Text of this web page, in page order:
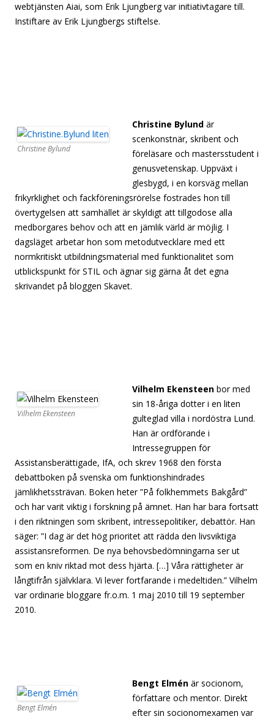
webtjänsten Aiai, som Erik Ljungberg var initiativtagare till.
Instiftare av Erik Ljungbergs stiftelse.
Christine Bylund
Christine Bylund är
scenkonstnär, skribent och
föreläsare och mastersstudent i
genusvetenskap. Uppväxt i
glesbygd, i en korsväg mellan
frikyrklighet och fackföreningsrörelse fostrades hon till
övertygelsen att samhället är skyldigt att tillgodose alla
medborgares behov och att en jämlik värld är möjlig. I
dagsläget arbetar hon som metodutvecklare med ett
normkritiskt utbildningsmaterial med funktionalitet som
utblickspunkt för STIL och ägnar sig gärna åt det egna
skrivandet på bloggen Skavet.
Vilhelm Ekensteen
Vilhelm Ekensteen bor med
sin 18-åriga dotter i en liten
gulteglad villa i nordöstra Lund.
Han är ordförande i
Intressegruppen för
Assistansberättigade, IfA, och skrev 1968 den första
debattboken på svenska om funktionshindrades
jämlikhetssträvan. Boken heter ”På folkhemmets Bakgård”
och har varit viktig i forskning på ämnet. Han har bara fortsatt
i den riktningen som skribent, intressepolitiker, debattör. Han
säger: ”I dag är det hög prioritet att rädda den livsviktiga
assistansreformen. De nya behovsbedömningarna ser ut
som en kniv riktad mot dess hjärta. […] Våra rättigheter är
långtifrån självklara. Vi lever fortfarande i medeltiden.” Vilhelm
var ordinarie bloggare fr.o.m. 1 maj 2010 till 19 september
2010.
Bengt Elmén
Bengt Elmén är socionom,
författare och mentor. Direkt
efter sin socionomexamen var